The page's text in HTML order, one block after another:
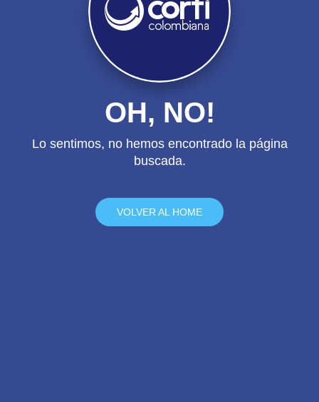
OH, NO!
Lo sentimos, no hemos encontrado la página
buscada.
VOLVER AL HOME